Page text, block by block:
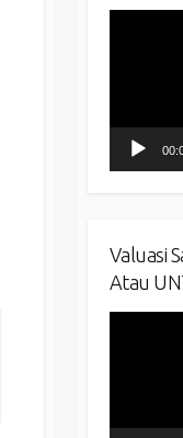
Valuasi
Atau